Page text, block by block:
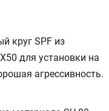
круг SPF из
для установки на
агрессивность.